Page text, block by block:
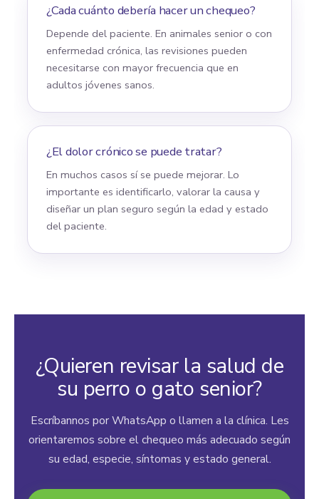
¿Cada cuánto debería hacer un chequeo?
Depende del paciente. En animales senior o con
enfermedad crónica, las revisiones pueden
necesitarse con mayor frecuencia que en
adultos jóvenes sanos.
¿El dolor crónico se puede tratar?
En muchos casos sí se puede mejorar. Lo
importante es identificarlo, valorar la causa y
diseñar un plan seguro según la edad y estado
del paciente.
¿Quieren revisar la salud de
su perro o gato senior?
Escríbannos por WhatsApp o llamen a la clínica. Les
orientaremos sobre el chequeo más adecuado según
su edad, especie, síntomas y estado general.